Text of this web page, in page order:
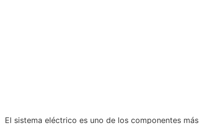
El sistema eléctrico es uno de los componentes más